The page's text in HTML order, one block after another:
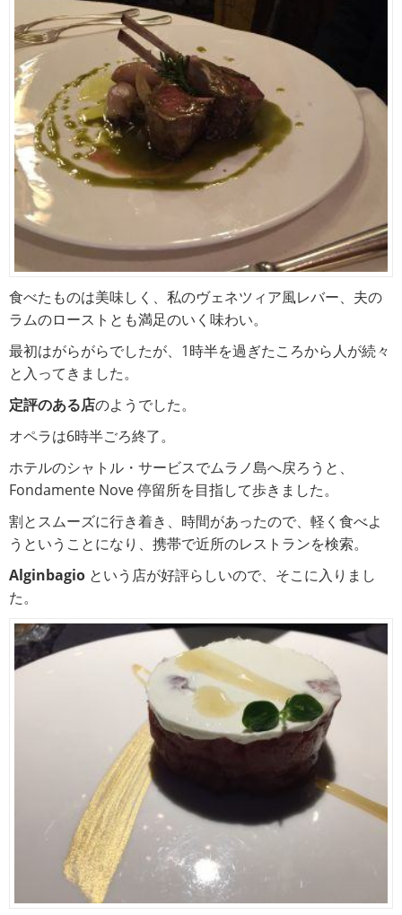
食べたものは美味しく、私のヴェネツィア風レバー、夫の
ラムのローストとも満足のいく味わい。
最初はがらがらでしたが、1時半を過ぎたころから人が続々
と入ってきました。
定評のある店のようでした。
オペラは6時半ごろ終了。
ホテルのシャトル・サービスでムラノ島へ戻ろうと、
Fondamente Nove 停留所を目指して歩きました。
割とスムーズに行き着き、時間があったので、軽く食べよ
うということになり、携帯で近所のレストランを検索。
Alginbagio という店が好評らしいので、そこに入りまし
た。